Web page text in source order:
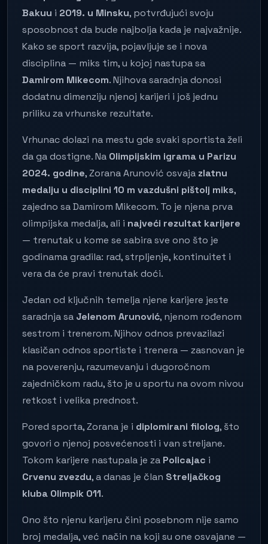
Bakuu i 2019. u Minsku, potvrđujući svoju
sposobnost da bude najbolja kada je najvažnije.
Kako se sport razvija, pojavljuje se i nova
disciplina — miks tim, u kojoj nastupa sa
Damirom Mikecom. Njihova saradnja donosi
dodatnu dimenziju njenoj karijeri i još jednu
priliku za vrhunske rezultate.
Vrhunac dolazi na mestu gde svaki sportista želi
da ga dostigne. Na Olimpijskim igrama u Parizu
2024. godine, Zorana Arunović osvaja zlatnu
medalju u disciplini 10 m vazdušni pištolj miks,
zajedno sa Damirom Mikecom. To je njena prva
olimpijska medalja, ali i najveći rezultat karijere
— trenutak u kome se sabira sve ono što je
godinama gradila: rad, strpljenje, kontinuitet i
vera da će pravi trenutak doći.
Jedan od ključnih temelja njene karijere jeste
saradnja sa Jelenom Arunović, njenom rođenom
sestrom i trenerom. Njihov odnos prevazilazi
klasičan odnos sportiste i trenera — zasnovan je
na poverenju, razumevanju i dugoročnom
zajedničkom radu, što je u sportu na ovom nivou
retkost i velika prednost.
Pored sporta, Zorana je i diplomirani filolog, što
govori o njenoj posvećenosti i van streljane.
Tokom karijere nastupala je za Policajac i
Crvenu zvezdu, a danas je član Streljačkog
kluba Olimpik 011.
Ono što njenu karijeru čini posebnom nije samo
broj medalja, već način na koji su one osvajane —